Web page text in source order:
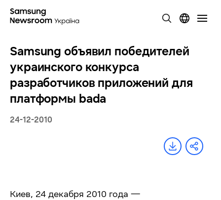
Samsung объявил победителей
украинского конкурса
разработчиков приложений для
платформы bada
24-12-2010
Киев, 24 декабря 2010 года —